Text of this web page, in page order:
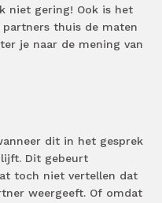
niet gering! Ook is het
thuis de maten
je naar de mening van
dit in het gesprek
Dit gebeurt
toch niet vertellen dat
weergeeft. Of omdat